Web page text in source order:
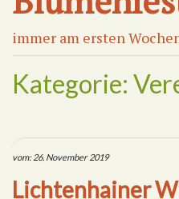
immer am ersten
Kategorie:
vom: 26. November 2019
Lichtenhainer